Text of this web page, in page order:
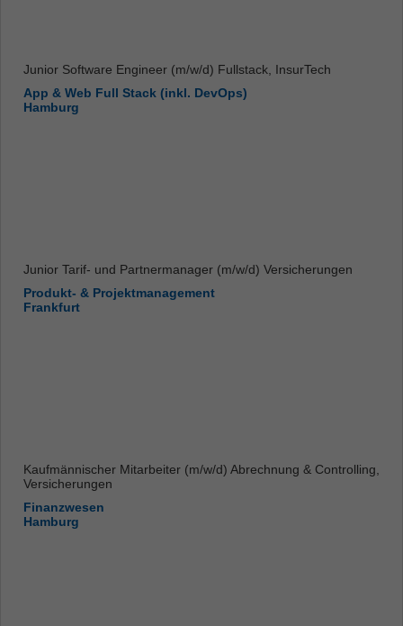
Junior Software Engineer (m/w/d) Fullstack, InsurTech
App & Web Full Stack (inkl. DevOps)
Hamburg
Junior Tarif- und Partnermanager (m/w/d) Versicherungen
Produkt- & Projektmanagement
Frankfurt
Kaufmännischer Mitarbeiter (m/w/d) Abrechnung & Controlling,
Versicherungen
Finanzwesen
Hamburg